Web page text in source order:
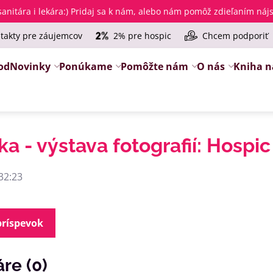
i lekára:) Pridaj sa k nám, alebo nám pomôž zdieľaním
pre záujemcov 2% pre hospic Chcem podporiť
Novinky Ponúkame Pomôžte nám O nás Kniha
- výstava fotografií:
(0)